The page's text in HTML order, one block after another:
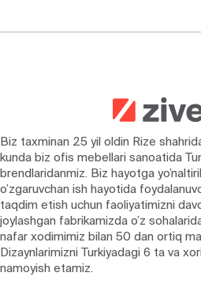
Biz taxminan 25 yil oldin Rize
kunda biz ofis mebellari sanoatida
brendlaridanmiz. Biz hayotga
o’zgaruvchan ish hayotida
taqdim etish uchun faoliyatimizni
joylashgan fabrikamizda o’z
nafar xodimimiz bilan 50 dan ortiq
Dizaynlarimizni Turkiyadagi 6 ta va
namoyish etamiz.